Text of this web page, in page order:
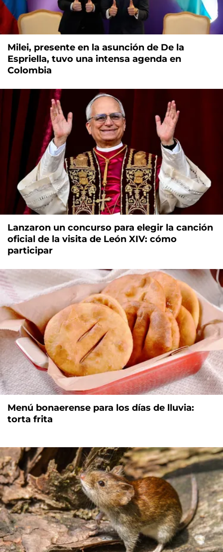
Milei, presente en la asunción de De la
Espriella, tuvo una intensa agenda en
Colombia
Lanzaron un concurso para elegir la canción
oficial de la visita de León XIV: cómo
participar
Menú bonaerense para los días de lluvia:
torta frita